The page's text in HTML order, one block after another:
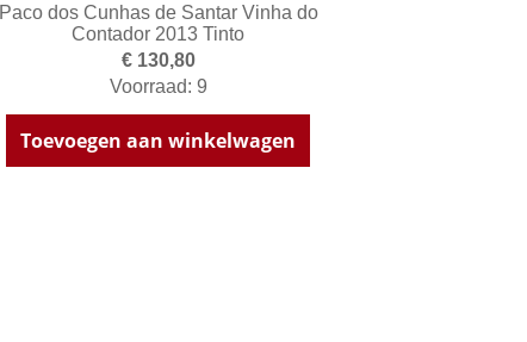
Paco dos Cunhas de Santar Vinha do
Contador 2013 Tinto
€ 130,80
Voorraad: 9
Toevoegen aan winkelwagen